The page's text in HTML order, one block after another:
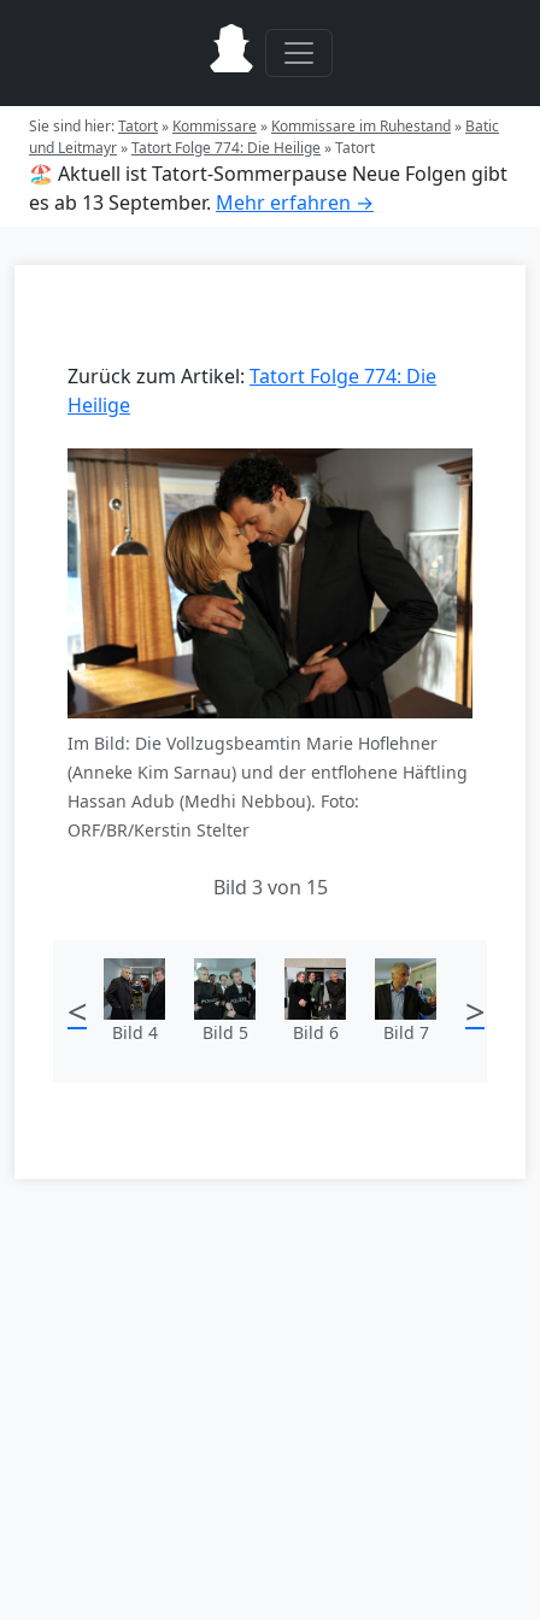
Sie sind hier:Tatort» Kommissare» Kommissare im Ruhestand» Batic
und Leitmayr»Tatort Folge 774: Die Heilige»Tatort
🏖️ Aktuell ist Tatort-Sommerpause Neue Folgen gibt
es ab 13 September. Mehr erfahren →
Zurück zum Artikel: Tatort Folge 774: Die
Heilige
Im Bild: Die Vollzugsbeamtin Marie Hoflehner
(Anneke Kim Sarnau) und der entflohene Häftling
Hassan Adub (Medhi Nebbou). Foto:
ORF/BR/Kerstin Stelter
Bild 3 von 15
< Bild 4 Bild 5 Bild 6 Bild 7 >